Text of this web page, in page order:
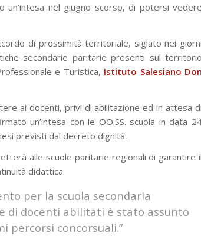
un’intesa nel giugno scorso, di potersi
di prossimità territoriale, siglato nei giorni
secondarie paritarie presenti sul territorio
e Turistica, Istituto Salesiano Don
ai docenti, privi di abilitazione ed in attesa di
un’intesa con le OO.SS. scuola in data
previsti dal decreto dignità.
alle scuole paritarie regionali di garantire il
didattica.
per la scuola secondaria
di docenti abilitati è stato assunto
percorsi concorsuali.”